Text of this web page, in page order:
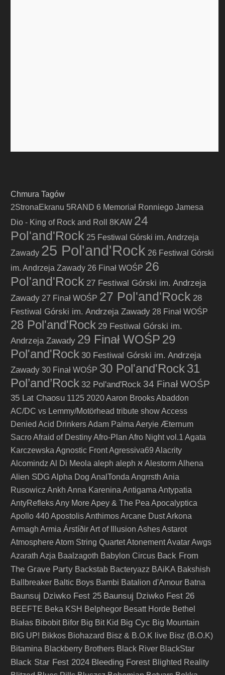
Chmura Tagów
2StronaEkranu 5RAND 6 Memoriał Ronniego Jamesa
Dio - King of Rock and Roll
8KAW 24
Pol'and'Rock 25 Festiwal Górski im. Andrzeja
Zawady 25 Pol'and'Rock 26 Festiwal Górski
im. Andrzeja Zawady 26 Finał WOŚP 26
Pol'and'Rock 27 Festiwal Górski im. Andrzeja
Zawady 27 Finał WOŚP 27 Pol'and'Rock 28
Festiwal Górski im. Andrzeja Zawady 28 Finał WOŚP
28 Pol'and'Rock 29 Festiwal Górski im.
Andrzeja Zawady 29 Finał WOŚP 29
Pol'and'Rock 30 Festiwal Górski im. Andrzeja
Zawady 30 Finał WOŚP 30 Pol'and'Rock31
Pol’and’Rock 32 Pol'and'Rock 34 Finał WOŚP
35 Lat Chaosu 1125 2020Aaron BrooksAbaddon
AC/DC vs Lemmy/Motörhead tribute showAccess
Denied Acid DrinkersAdam Palma Aeryie Æternum
SacroAfraid of DestinyAfro-Plan Afro Night vol.1 Agata
Karczewska Agnostic FrontAgressiva69 Alacrity
Alcomindz Al Di Meola aleph aleph א AlestormAlhena
Alien SDG Alpha Dog AnalTonda Angrrsth Ania
Rusowicz Ankh Anna Karenina Antigama Antypatia
AntyRefleksAny MoreApey & The Pea Apocalyptica
Apollo 440Apostolis AnthimosArcane DustArkona
Armagh Armia ÁrstíðirArt of Illusion AshesAstarot
AtmosphereAtom String QuartetAtonementAvatarAwgs
Azarath Azja Baalzagoth Babylon Circus Back From
The Grave Party Backstab Bacteryazz BAiKA Bakshish
Ballbreaker Baltic Boys Bambi Batalion d'Amour Batna
Baunsuj Dziwko Fest 25 Baunsuj Dziwko Fest 26
BEEFTE Beka KSH Belphegor Besatt Horde Bethel
Białas Bibobit Bifor Big Bit Kid Big Cyc Big Mountain
BIG UP! Bikkos Biohazard Bisz & B.O.K live Bisz (B.O.K)
Bitamina Blackberry Brothers Black River BlackStar
Black Star Fest 2024 Bleeding Forest Blighted Reality